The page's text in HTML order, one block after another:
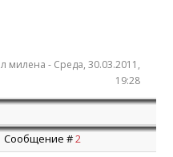
милена - Среда, 30.03.2011,
19:28
Сообщение #2